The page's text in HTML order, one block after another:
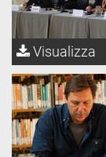
Visualizza